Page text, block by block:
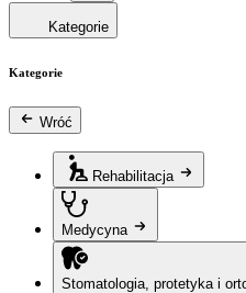
Kategorie
Kategorie
Wróć
Rehabilitacja
Medycyna
Stomatologia, protetyka i